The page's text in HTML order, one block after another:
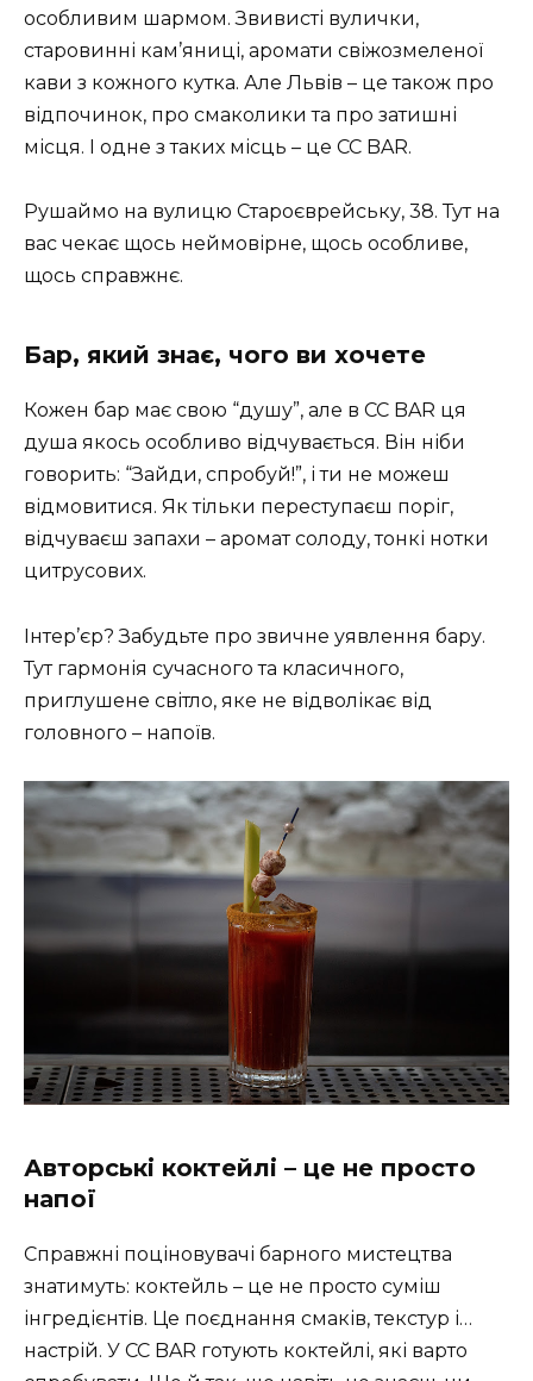
особливим шармом. Звивисті вулички,
старовинні кам’яниці, аромати свіжозмеленої
кави з кожного кутка. Але Львів – це також про
відпочинок, про смаколики та про затишні
місця. І одне з таких місць – це CC BAR.
Рушаймо на вулицю Староєврейську, 38. Тут на
вас чекає щось неймовірне, щось особливе,
щось справжнє.
Бар, який знає, чого ви хочете
Кожен бар має свою “душу”, але в CC BAR ця
душа якось особливо відчувається. Він ніби
говорить: “Зайди, спробуй!”, і ти не можеш
відмовитися. Як тільки переступаєш поріг,
відчуваєш запахи – аромат солоду, тонкі нотки
цитрусових.
Інтер’єр? Забудьте про звичне уявлення бару.
Тут гармонія сучасного та класичного,
приглушене світло, яке не відволікає від
головного – напоїв.
Авторські коктейлі – це не просто
напої
Справжні поціновувачі барного мистецтва
знатимуть: коктейль – це не просто суміш
інгредієнтів. Це поєднання смаків, текстур і…
настрій. У CC BAR готують коктейлі, які варто